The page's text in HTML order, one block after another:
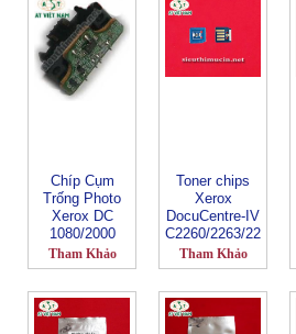
Chíp Cụm
Trống Photo
Xerox DC
1080/2000
Tham Khảo
Toner chips
Xerox
DocuCentre-IV
C2260/2263/22
65
Tham Khảo